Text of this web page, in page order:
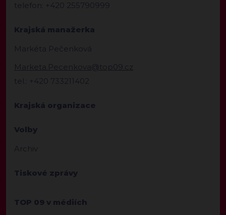
telefon: +420 255790999
Krajská manažerka
Markéta Pečenková
Marketa.Pecenkova@top09.cz
tel.: +420 733211402
Krajská organizace
Volby
Archiv
Tiskové zprávy
TOP 09 v médiích